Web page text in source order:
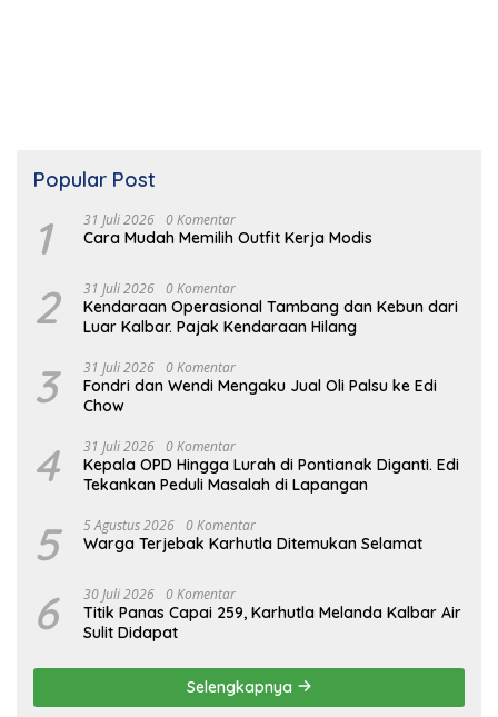
Popular Post
1 31 Juli 2026 0 Komentar
Cara Mudah Memilih Outfit Kerja Modis
2 31 Juli 2026 0 Komentar
Kendaraan Operasional Tambang dan Kebun dari
Luar Kalbar. Pajak Kendaraan Hilang
3 31 Juli 2026 0 Komentar
Fondri dan Wendi Mengaku Jual Oli Palsu ke Edi
Chow
4 31 Juli 2026 0 Komentar
Kepala OPD Hingga Lurah di Pontianak Diganti. Edi
Tekankan Peduli Masalah di Lapangan
5 5 Agustus 2026 0 Komentar
Warga Terjebak Karhutla Ditemukan Selamat
6 30 Juli 2026 0 Komentar
Titik Panas Capai 259, Karhutla Melanda Kalbar Air
Sulit Didapat
Selengkapnya